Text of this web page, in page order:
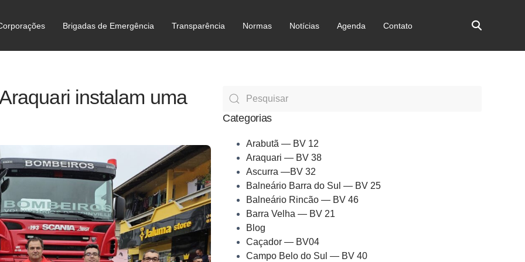
Brigadas de Emergência Transparência Normas Notícias Agenda Contato
instalam uma
Categorias
Arabutã — BV 12
Araquari — BV 38
Ascurra —BV 32
Balneário Barra do Sul — BV 25
Balneário Rincão — BV 46
Barra Velha — BV 21
Blog
Caçador — BV04
Campo Belo do Sul — BV 40